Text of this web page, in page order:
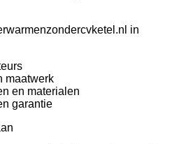
in
maatwerk
en materialen
garantie